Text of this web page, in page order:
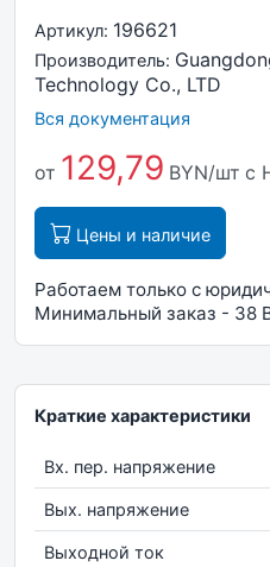
Артикул: 196621
Производитель:
Technology Co., LTD
Вся документация
от 129,79 BYN/шт с
Цены и наличие
Работаем только с
Минимальный заказ - 38
Краткие характеристики
Вх. пер. напряжение
Вых. напряжение
Выходной ток